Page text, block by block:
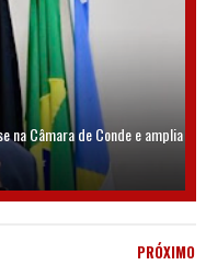
na Câmara de Conde e amplia
PRÓXIMO